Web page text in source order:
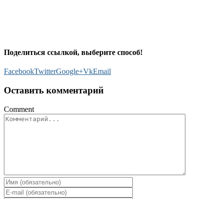
Поделиться ссылкой, выберите способ!
FacebookTwitterGoogle+VkEmail
Оставить комментарий
Comment